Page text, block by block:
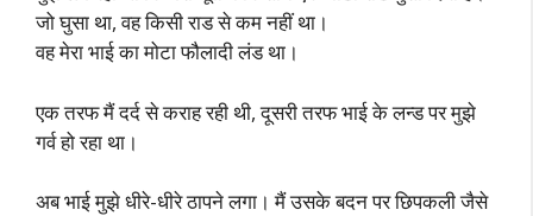
जो घुसा था, वह किसी राड से कम नहीं था।
वह मेरा भाई का मोटा फौलादी लंड था।
एक तरफ मैं दर्द से कराह रही थी, दूसरी तरफ भाई के लन्ड पर मुझे
गर्व हो रहा था।
अब भाई मुझे धीरे-धीरे ठापने लगा। मैं उसके बदन पर छिपकली जैसे